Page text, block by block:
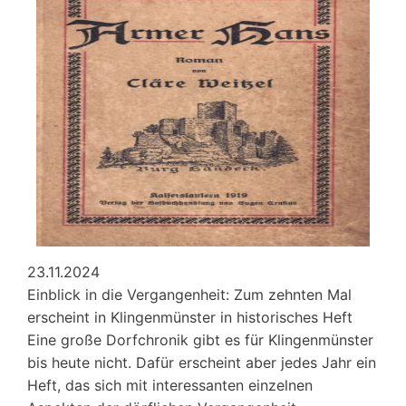
der
Kaiserbacher
Mühle
in
Klingenmünster
23.11.2024
Einblick in die Vergangenheit: Zum zehnten Mal
erscheint in Klingenmünster in historisches Heft
Eine große Dorfchronik gibt es für Klingenmünster
bis heute nicht. Dafür erscheint aber jedes Jahr ein
Heft, das sich mit interessanten einzelnen